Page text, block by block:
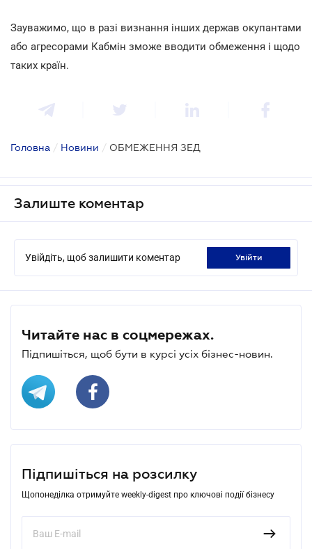
Зауважимо, що в разі визнання інших держав окупантами
або агресорами Кабмін зможе вводити обмеження і щодо
таких країн.
Головна / Новини / ОБМЕЖЕННЯ ЗЕД
Залиште коментар
Увійдіть, щоб залишити коментар увійти
Читайте нас в соцмережах.
Підпишіться, щоб бути в курсі усіх бізнес-новин.
Підпишіться на розсилку
Щопонеділка отримуйте weekly-digest про ключові події бізнесу